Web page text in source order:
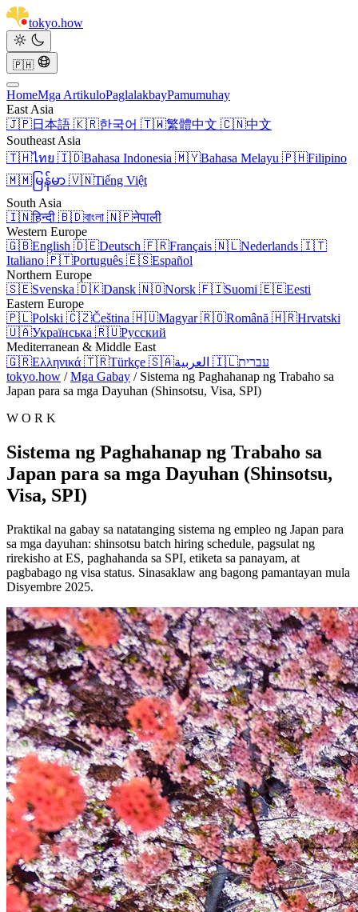
tokyo.how
🇵🇭
HomeMga ArtikuloPaglalakbayPamumuhay
East Asia
🇯🇵日本語 🇰🇷한국어 🇹🇼繁體中文 🇨🇳中文
Southeast Asia
🇹🇭ไทย 🇮🇩Bahasa Indonesia 🇲🇾Bahasa Melayu 🇵🇭Filipino
🇲🇲 မြန်မာ 🇻🇳Tiếng Việt
South Asia
🇮🇳हिन्दी 🇧🇩বাংলা 🇳🇵नेपाली
Western Europe
🇬🇧English 🇩🇪Deutsch 🇫🇷Français 🇳🇱Nederlands 🇮🇹
Italiano 🇵🇹Português 🇪🇸Español
Northern Europe
🇸🇪Svenska 🇩🇰Dansk 🇳🇴Norsk 🇫🇮Suomi 🇪🇪Eesti
Eastern Europe
🇵🇱Polski 🇨🇿Čeština 🇭🇺Magyar🇷🇴Română 🇭🇷Hrvatski
🇺🇦Українська 🇷🇺Русский
Mediterranean & Middle East
🇬🇷Ελληνικά 🇹🇷Türkçe 🇸🇦 🇮🇱עברית
tokyo.how / Mga Gabay / Sistema ng Paghahanap ng Trabaho sa
Japan para sa mga Dayuhan (Shinsotsu, Visa, SPI)
W O R K
Sistema ng Paghahanap ng Trabaho sa
Japan para sa mga Dayuhan (Shinsotsu,
Visa, SPI)
Praktikal na gabay sa natatanging sistema ng empleo ng Japan para
sa mga dayuhan: shinsotsu batch hiring schedule, pagsulat ng
rirekisho at ES, paghahanda sa SPI, etiketa sa panayam, at
pagbabago ng visa status. Sinasaklaw ang bagong pamantayan mula
Disyembre 2025.